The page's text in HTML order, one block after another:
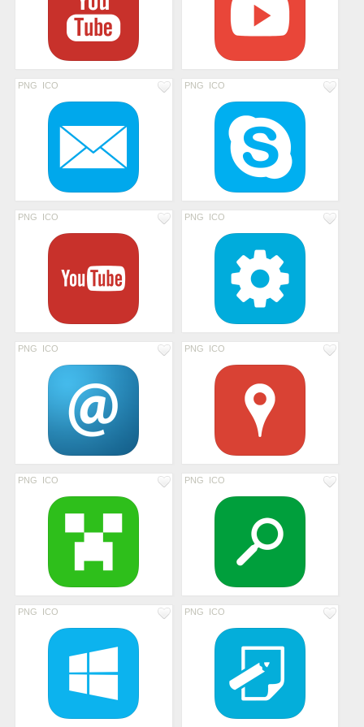
PNG ICO PNG ICO
PNG ICO PNG ICO
PNG ICO PNG ICO
PNG ICO PNG ICO
PNG ICO PNG ICO